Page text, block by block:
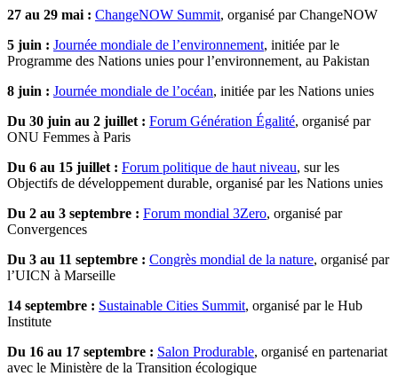
27 au 29 mai : ChangeNOW Summit, organisé par ChangeNOW
5 juin : Journée mondiale de l’environnement, initiée par le
Programme des Nations unies pour l’environnement, au Pakistan
8 juin : Journée mondiale de l’océan, initiée par les Nations unies
Du 30 juin au 2 juillet : Forum Génération Égalité, organisé par
ONU Femmes à Paris
Du 6 au 15 juillet : Forum politique de haut niveau, sur les
Objectifs de développement durable, organisé par les Nations unies
Du 2 au 3 septembre : Forum mondial 3Zero, organisé par
Convergences
Du 3 au 11 septembre : Congrès mondial de la nature, organisé par
l’UICN à Marseille
14 septembre : Sustainable Cities Summit, organisé par le Hub
Institute
Du 16 au 17 septembre : Salon Produrable, organisé en partenariat
avec le Ministère de la Transition écologique